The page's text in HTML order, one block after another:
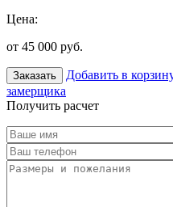
Цена:
от 45 000 руб.
Заказать Добавить в
замерщика
Получить расчет